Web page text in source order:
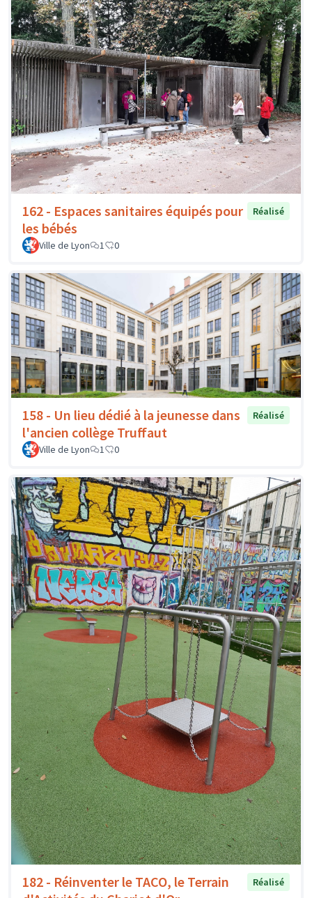
162 - Espaces sanitaires équipés pour
les bébés
Réalisé
Ville de Lyon 1 0
158 - Un lieu dédié à la jeunesse dans
l'ancien collège Truffaut
Réalisé
Ville de Lyon 1 0
182 - Réinventer le TACO, le Terrain
Réalisé